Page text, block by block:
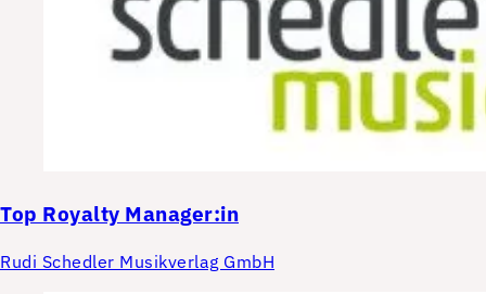
Top Royalty Manager:in
Rudi Schedler Musikverlag GmbH